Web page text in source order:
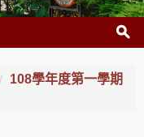
108學年度第一學期